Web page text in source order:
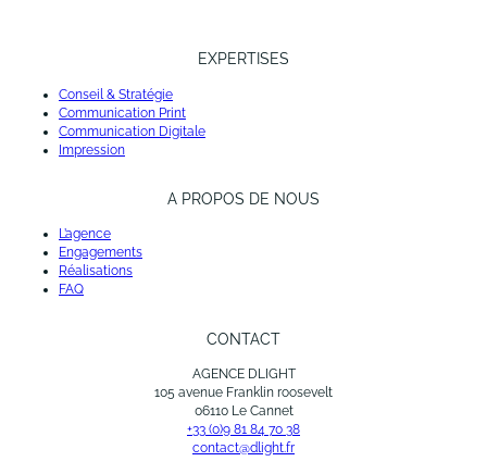
EXPERTISES
Conseil & Stratégie
Communication Print
Communication Digitale
Impression
A PROPOS DE NOUS
L’agence
Engagements
Réalisations
FAQ
CONTACT
AGENCE DLIGHT
105 avenue Franklin roosevelt
06110 Le Cannet
+33 (0)9 81 84 70 38
contact@dlight.fr